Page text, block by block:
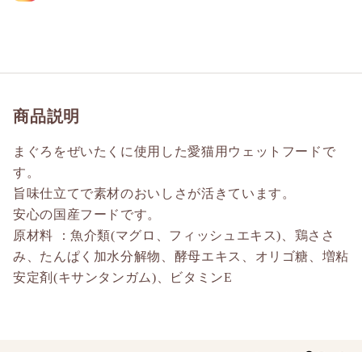
商品説明
まぐろをぜいたくに使用した愛猫用ウェットフードで
す。
旨味仕立てで素材のおいしさが活きています。
安心の国産フードです。
原材料 ：魚介類(マグロ、フィッシュエキス)、鶏ささ
み、たんぱく加水分解物、酵母エキス、オリゴ糖、増粘
安定剤(キサンタンガム)、ビタミンE